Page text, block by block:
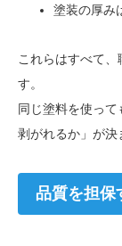
塗装の厚み
これらはすべて
す。
同じ塗料を使っ
剥がれるか」が決
品質を担保